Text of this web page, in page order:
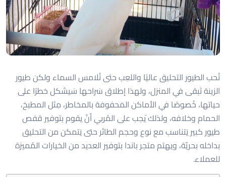
تُحب الطيور التحليق عاليًا واللعِب حتى تُلامس السماء ولكن طيور
الزينة تَبقى في المنزل، ولهذا إطلاق سَراحها سَيشكل خطرًا على
حياتها، خُصوصًا في الأماكن المَحفوفة بالمخاطر، مِثل المطبخ،
الحمام وخلافه، ولذلك َيجب على المُربي أنّ يقوم بتوفير قفص
طيور كبير يَتناسب مع نوع وحجم الطائر حتى يَتمكن من التحليق
بداخله بحريّة، ويهتم متجر باندا بتوفير العديد من الخيارات المُميزة
للعملاء.